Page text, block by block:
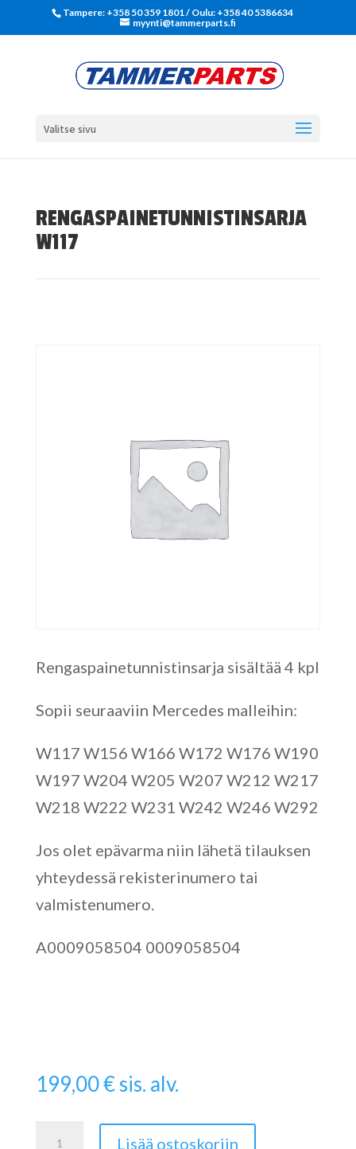
Tampere: +358 50 359 1801‬ / Oulu: +358 40 5386634
myynti@tammerparts.fi
Valitse sivu
RENGASPAINETUNNISTINSARJA
W117
Rengaspainetunnistinsarja sisältää 4 kpl
Sopii seuraaviin Mercedes malleihin:
W117 W156 W166 W172 W176 W190
W197 W204 W205 W207 W212 W217
W218 W222 W231 W242 W246 W292
Jos olet epävarma niin lähetä tilauksen
yhteydessä rekisterinumero tai
valmistenumero.
A0009058504 0009058504
199,00€sis. alv.
RENGASPAINETUNNISTINSARJA
Lisää ostoskoriin